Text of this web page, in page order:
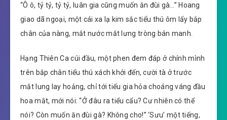
“Ô ô, tỷ tỷ, tỷ tỷ, luân gia cũng muốn ăn đùi gà…” Hoang
giao dã ngoại, một cái xa lạ kim sắc tiểu thú ôm lấy bắp
chân của nàng, mắt nước mắt lưng tròng bán manh.
Hạng Thiên Ca cúi đầu, một phen đem đáp ở chính mình
trên bắp chân tiểu thú xách khởi đến, cười tà ở trước
mắt lung lay hoảng, chỉ tới tiểu gia hỏa choáng váng đầu
hoa mắt, mới nói: “Ở đâu ra tiểu cẩu? Cư nhiên có thể
nói? Còn muốn ăn đùi gà? Không cho!” ‘Sưu’ một tiếng,